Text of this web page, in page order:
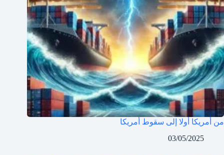
من أمريكا أولا إلى سقوط أمريكا
03/05/2025